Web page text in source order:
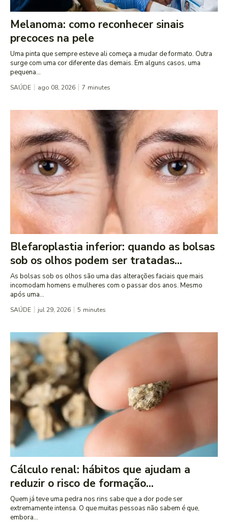
Melanoma: como reconhecer sinais
precoces na pele
Uma pinta que sempre esteve ali começa a mudar de formato. Outra
surge com uma cor diferente das demais. Em alguns casos, uma
pequena...
SAÚDE ago 08, 2026 7 minutes
Blefaroplastia inferior: quando as bolsas
sob os olhos podem ser tratadas...
As bolsas sob os olhos são uma das alterações faciais que mais
incomodam homens e mulheres com o passar dos anos. Mesmo
após uma...
SAÚDE jul 29, 2026 5 minutes
Cálculo renal: hábitos que ajudam a
reduzir o risco de formação...
Quem já teve uma pedra nos rins sabe que a dor pode ser
extremamente intensa. O que muitas pessoas não sabem é que,
embora...